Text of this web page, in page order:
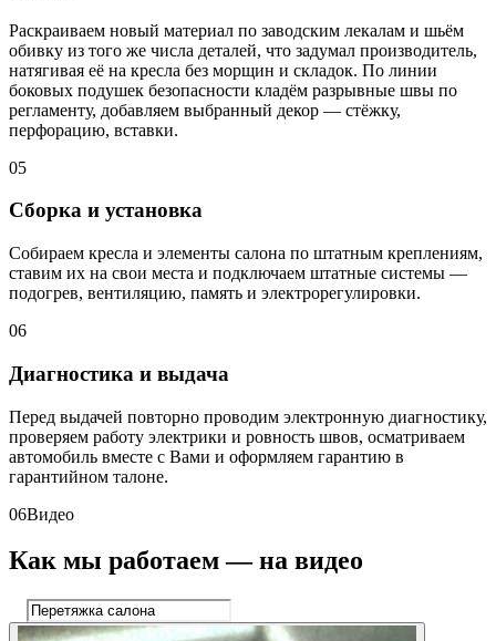
Раскраиваем новый материал по заводским лекалам и шьём
обивку из того же числа деталей, что задумал производитель,
натягивая её на кресла без морщин и складок. По линии
боковых подушек безопасности кладём разрывные швы по
регламенту, добавляем выбранный декор — стёжку,
перфорацию, вставки.
05
Сборка и установка
Собираем кресла и элементы салона по штатным креплениям,
ставим их на свои места и подключаем штатные системы —
подогрев, вентиляцию, память и электрорегулировки.
06
Диагностика и выдача
Перед выдачей повторно проводим электронную диагностику,
проверяем работу электрики и ровность швов, осматриваем
автомобиль вместе с Вами и оформляем гарантию в
гарантийном талоне.
06Видео
Как мы работаем — на видео